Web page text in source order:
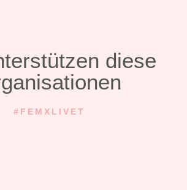
diese
#FEMXLIVET